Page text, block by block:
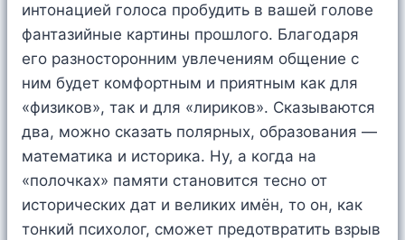
интонацией голоса пробудить в вашей голове
фантазийные картины прошлого. Благодаря
его разносторонним увлечениям общение с
ним будет комфортным и приятным как для
«физиков», так и для «лириков». Сказываются
два, можно сказать полярных, образования —
математика и историка. Ну, а когда на
«полочках» памяти становится тесно от
исторических дат и великих имён, то он, как
тонкий психолог, сможет предотвратить взрыв